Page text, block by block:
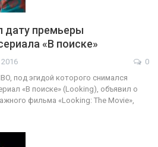
дату премьеры
«В поиске»
0
под эгидой которого снимался
«В поиске» (Looking), объявил о
фильма «Looking: The Movie»,